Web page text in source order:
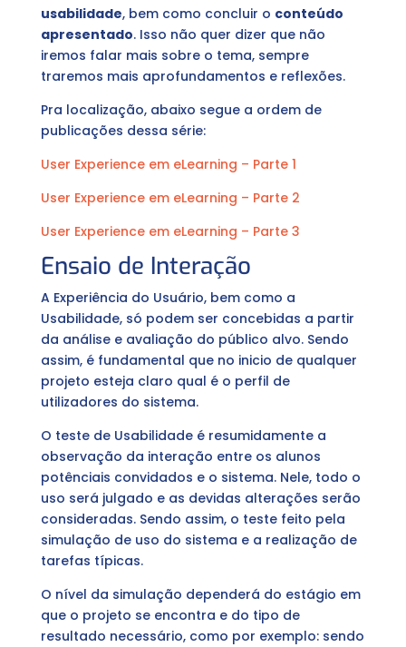
usabilidade, bem como concluir o conteúdo
apresentado. Isso não quer dizer que não
iremos falar mais sobre o tema, sempre
traremos mais aprofundamentos e reflexões.
Pra localização, abaixo segue a ordem de
publicações dessa série:
User Experience em eLearning – Parte 1
User Experience em eLearning – Parte 2
User Experience em eLearning – Parte 3
Ensaio de Interação
A Experiência do Usuário, bem como a
Usabilidade, só podem ser concebidas a partir
da análise e avaliação do público alvo. Sendo
assim, é fundamental que no inicio de qualquer
projeto esteja claro qual é o perfil de
utilizadores do sistema.
O teste de Usabilidade é resumidamente a
observação da interação entre os alunos
potênciais convidados e o sistema. Nele, todo o
uso será julgado e as devidas alterações serão
consideradas. Sendo assim, o teste feito pela
simulação de uso do sistema e a realização de
tarefas típicas.
O nível da simulação dependerá do estágio em
que o projeto se encontra e do tipo de
resultado necessário, como por exemplo: sendo